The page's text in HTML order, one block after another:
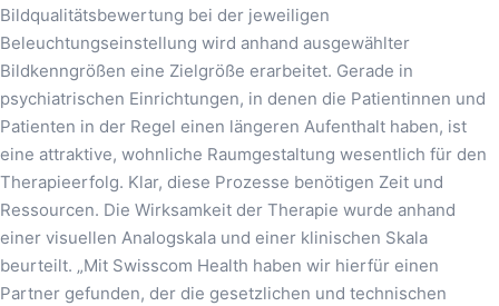
Bildqualitätsbewertung bei der jeweiligen
Beleuchtungseinstellung wird anhand ausgewählter
Bildkenngrößen eine Zielgröße erarbeitet. Gerade in
psychiatrischen Einrichtungen, in denen die Patientinnen und
Patienten in der Regel einen längeren Aufenthalt haben, ist
eine attraktive, wohnliche Raumgestaltung wesentlich für den
Therapieerfolg. Klar, diese Prozesse benötigen Zeit und
Ressourcen. Die Wirksamkeit der Therapie wurde anhand
einer visuellen Analogskala und einer klinischen Skala
beurteilt. „Mit Swisscom Health haben wir hierfür einen
Partner gefunden, der die gesetzlichen und technischen